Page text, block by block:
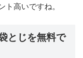
高いですね。
とじを無料で